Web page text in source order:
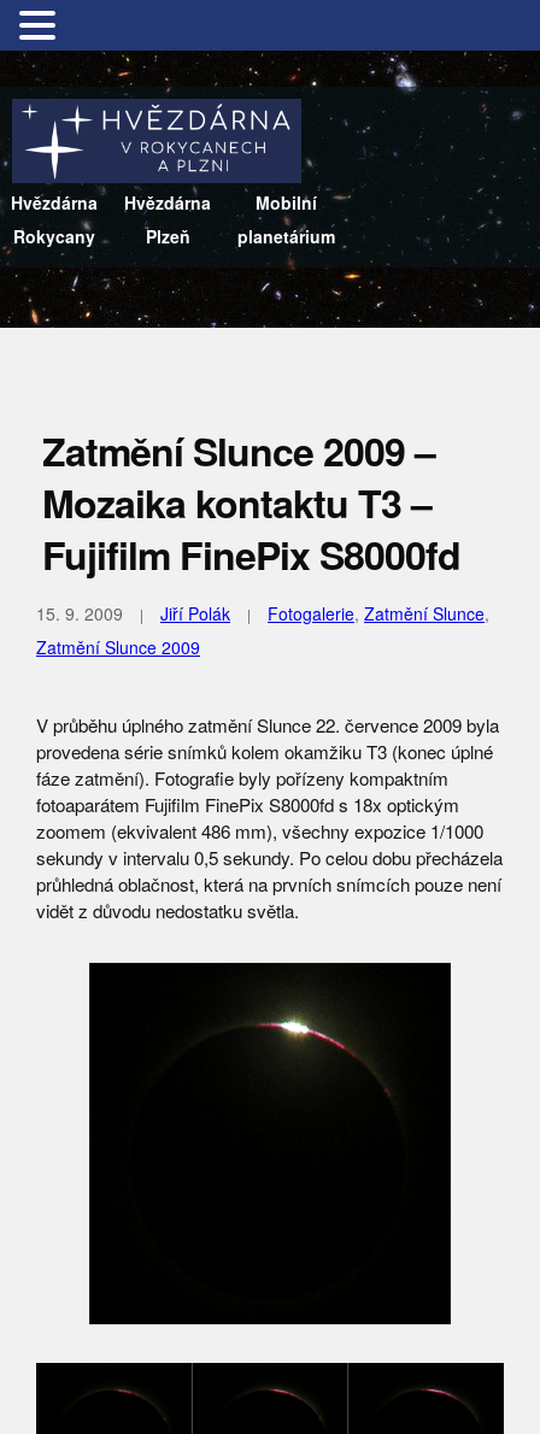
Hvězdárna
Rokycany
Hvězdárna
Plzeň
Mobilní
planetárium
Zatmění Slunce 2009 –
Mozaika kontaktu T3 –
Fujifilm FinePix S8000fd
15. 9. 2009 Jiří Polák Fotogalerie, Zatmění Slunce,
Zatmění Slunce 2009
V průběhu úplného zatmění Slunce 22. července 2009 byla
provedena série snímků kolem okamžiku T3 (konec úplné
fáze zatmění). Fotografie byly pořízeny kompaktním
fotoaparátem Fujifilm FinePix S8000fd s 18x optickým
zoomem (ekvivalent 486 mm), všechny expozice 1/1000
sekundy v intervalu 0,5 sekundy. Po celou dobu přecházela
průhledná oblačnost, která na prvních snímcích pouze není
vidět z důvodu nedostatku světla.